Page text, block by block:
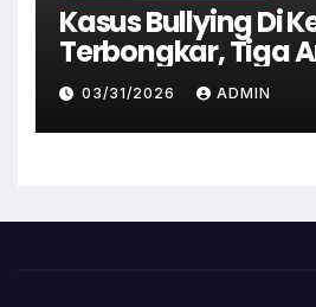
Kasus Bullying Di
Terbongkar, Tiga
Terlibat Kini Jadi
03/31/2026 ADMIN